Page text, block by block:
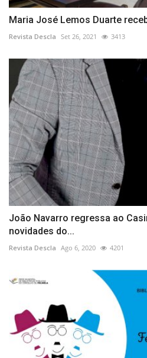
Maria José Lemos Duarte
Revista Descla Set 26, 2021 3413
João Navarro regressa ao
novidades do...
Revista Descla Ago 6, 2020 4201